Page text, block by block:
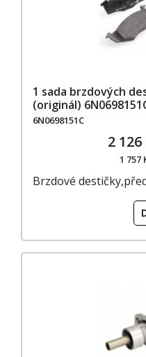
1 sada brzdových
(originál)
6N0698151C
2 126
1 757
Brzdové